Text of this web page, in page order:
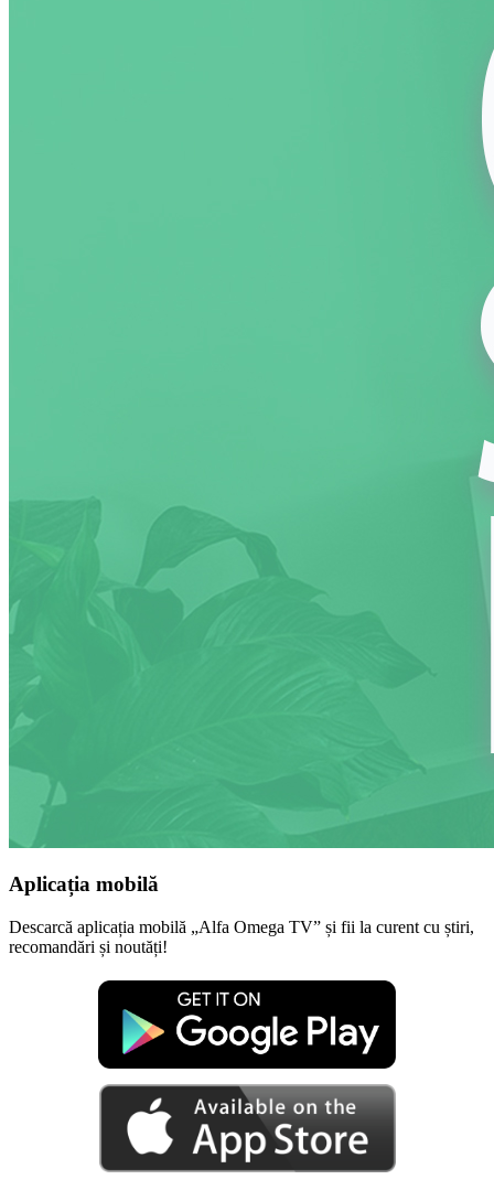
Aplicația mobilă
Descarcă aplicația mobilă „Alfa Omega TV” și fii la curent cu știri,
recomandări și noutăți!